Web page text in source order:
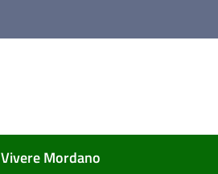
Vivere Mordano